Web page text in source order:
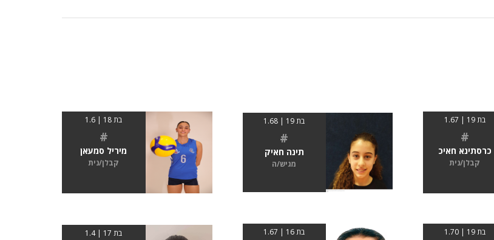
בת 19 | 1.67
#
כרסתינא חאיכ
קבלן/נית
בת 19 | 1.68
#
תינה חאיק
מגיש/ה
בת 18 | 1.6
#
מיריל סמעאן
קבלן/נית
בת 19 | 1.70 בת 16 | 1.67 בת 17 | 1.4